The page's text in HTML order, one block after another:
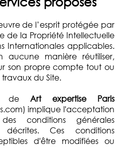
de l’esprit protégée par
de la Propriété Intellectuelle
Internationales applicables.
manière réutiliser,
son propre compte tout ou
du Site.
de Art expertise Paris
implique l'acceptation
conditions générales
décrites. Ces conditions
d'être modifiées ou